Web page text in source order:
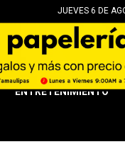
JUEVES 6 DE
ENTRETENIMIENTO